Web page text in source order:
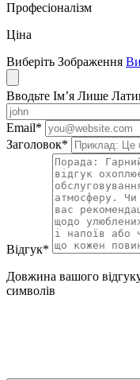
Професіоналізм
Ціна
Виберіть Зображення
Вводьте Ім’я Лише
Email*
Заголовок*
Відгук*
Довжина вашого
символів